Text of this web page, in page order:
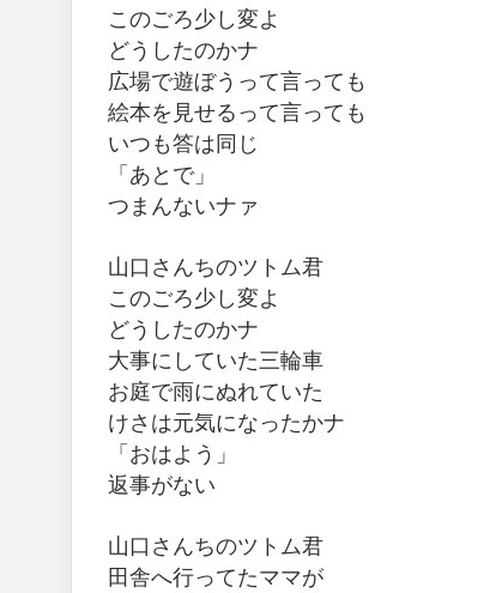
このごろ少し変よ
どうしたのかナ
広場で遊ぼうって言っても
絵本を見せるって言っても
いつも答は同じ
「あとで」
つまんないナァ
山口さんちのツトム君
このごろ少し変よ
どうしたのかナ
大事にしていた三輪車
お庭で雨にぬれていた
けさは元気になったかナ
「おはよう」
返事がない
山口さんちのツトム君
田舎へ行ってたママが